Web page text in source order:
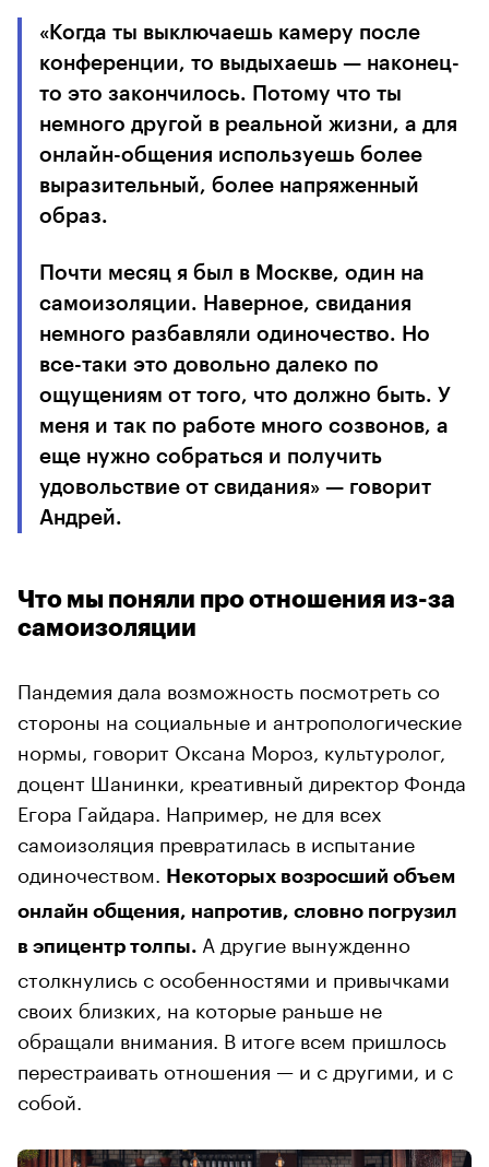
«Когда ты выключаешь камеру после
конференции, то выдыхаешь — наконец-
то это закончилось. Потому что ты
немного другой в реальной жизни, а для
онлайн-общения используешь более
выразительный, более напряженный
образ.
Почти месяц я был в Москве, один на
самоизоляции. Наверное, свидания
немного разбавляли одиночество. Но
все-таки это довольно далеко по
ощущениям от того, что должно быть. У
меня и так по работе много созвонов, а
еще нужно собраться и получить
удовольствие от свидания» — говорит
Андрей.
Что мы поняли про отношения из-за
самоизоляции
Пандемия дала возможность посмотреть со
стороны на социальные и антропологические
нормы, говорит Оксана Мороз, культуролог,
доцент Шанинки, креативный директор Фонда
Егора Гайдара. Например, не для всех
самоизоляция превратилась в испытание
одиночеством.
Некоторых возросший объем
онлайн общения, напротив, словно погрузил
в эпицентр толпы. А другие вынужденно
столкнулись с особенностями и привычками
своих близких, на которые раньше не
обращали внимания. В итоге всем пришлось
перестраивать отношения — и с другими, и с
собой.